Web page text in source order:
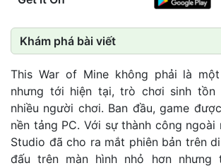
Khám phá bài viết
This War of Mine không phải là
nhưng tới hiện tại, trò chơi sinh tồn
nhiều người chơi. Ban đầu, game
nền tảng PC. Với sự thành công ngoài
Studio đã cho ra mắt phiên bản trên
đấu trên màn hình nhỏ hơn nhưng